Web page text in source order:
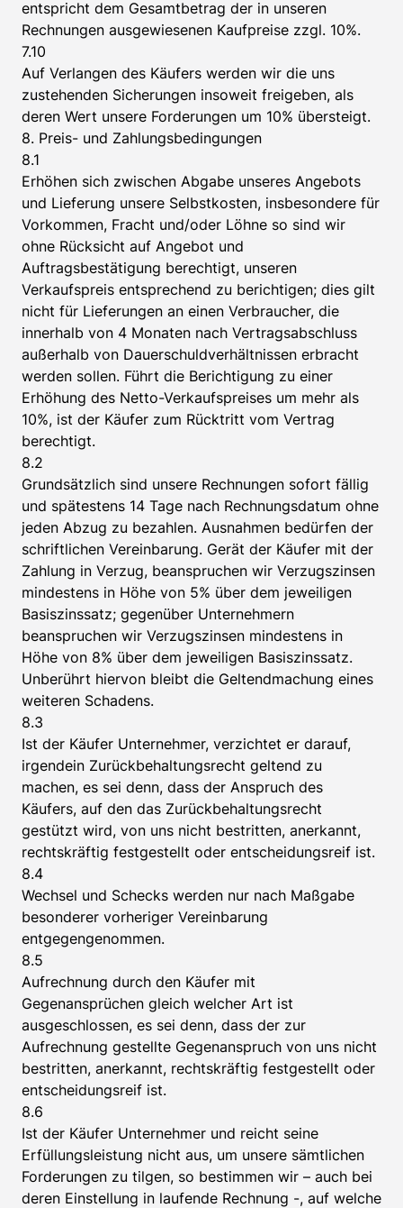
entspricht dem Gesamtbetrag der in unseren
Rechnungen ausgewiesenen Kaufpreise zzgl. 10%.
7.10
Auf Verlangen des Käufers werden wir die uns
zustehenden Sicherungen insoweit freigeben, als
deren Wert unsere Forderungen um 10% übersteigt.
8. Preis- und Zahlungsbedingungen
8.1
Erhöhen sich zwischen Abgabe unseres Angebots
und Lieferung unsere Selbstkosten, insbesondere für
Vorkommen, Fracht und/oder Löhne so sind wir
ohne Rücksicht auf Angebot und
Auftragsbestätigung berechtigt, unseren
Verkaufspreis entsprechend zu berichtigen; dies gilt
nicht für Lieferungen an einen Verbraucher, die
innerhalb von 4 Monaten nach Vertragsabschluss
außerhalb von Dauerschuldverhältnissen erbracht
werden sollen. Führt die Berichtigung zu einer
Erhöhung des Netto-Verkaufspreises um mehr als
10%, ist der Käufer zum Rücktritt vom Vertrag
berechtigt.
8.2
Grundsätzlich sind unsere Rechnungen sofort fällig
und spätestens 14 Tage nach Rechnungsdatum ohne
jeden Abzug zu bezahlen. Ausnahmen bedürfen der
schriftlichen Vereinbarung. Gerät der Käufer mit der
Zahlung in Verzug, beanspruchen wir Verzugszinsen
mindestens in Höhe von 5% über dem jeweiligen
Basiszinssatz; gegenüber Unternehmern
beanspruchen wir Verzugszinsen mindestens in
Höhe von 8% über dem jeweiligen Basiszinssatz.
Unberührt hiervon bleibt die Geltendmachung eines
weiteren Schadens.
8.3
Ist der Käufer Unternehmer, verzichtet er darauf,
irgendein Zurückbehaltungsrecht geltend zu
machen, es sei denn, dass der Anspruch des
Käufers, auf den das Zurückbehaltungsrecht
gestützt wird, von uns nicht bestritten, anerkannt,
rechtskräftig festgestellt oder entscheidungsreif ist.
8.4
Wechsel und Schecks werden nur nach Maßgabe
besonderer vorheriger Vereinbarung
entgegengenommen.
8.5
Aufrechnung durch den Käufer mit
Gegenansprüchen gleich welcher Art ist
ausgeschlossen, es sei denn, dass der zur
Aufrechnung gestellte Gegenanspruch von uns nicht
bestritten, anerkannt, rechtskräftig festgestellt oder
entscheidungsreif ist.
8.6
Ist der Käufer Unternehmer und reicht seine
Erfüllungsleistung nicht aus, um unsere sämtlichen
Forderungen zu tilgen, so bestimmen wir – auch bei
deren Einstellung in laufende Rechnung -, auf welche